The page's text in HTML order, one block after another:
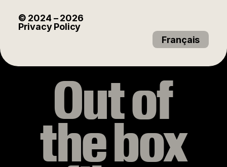
© 2024 – 2026
Privacy Policy
Français
Out of
the box